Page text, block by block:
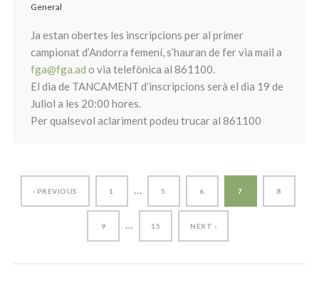
General
Ja estan obertes les inscripcions per al primer
campionat d’Andorra femení, s’hauran de fer via mail a
fga@fga.ad o via telefònica al 861100.
El dia de TANCAMENT d’inscripcions serà el dia 19 de
Juliol a les 20:00 hores.
Per qualsevol aclariment podeu trucar al 861100
‹ PREVIOUS 1 … 5 6 7 8
9 … 15 NEXT ›